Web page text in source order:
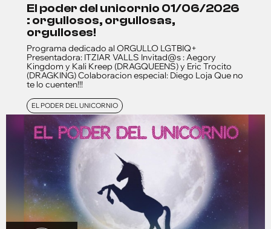
el poder del unicornio 01/06/2026
: orgullosos, orgullosas,
orgulloses!
Programa dedicado al ORGULLO LGTBIQ+
Presentadora: ITZIAR VALLS Invitad@s : Aegory
Kingdom y Kali Kreep (DRAGQUEENS) y Eric Trocito
(DRAGKING) Colaboracion especial: Diego Loja Que no
te lo cuenten!!!
EL PODER DEL UNICORNIO